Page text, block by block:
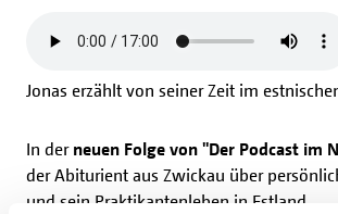
Jonas erzählt von seiner Zeit im
In der neuen Folge von "Der Podcast im
der Abiturient aus Zwickau über
und sein Praktikantenleben in Estland.